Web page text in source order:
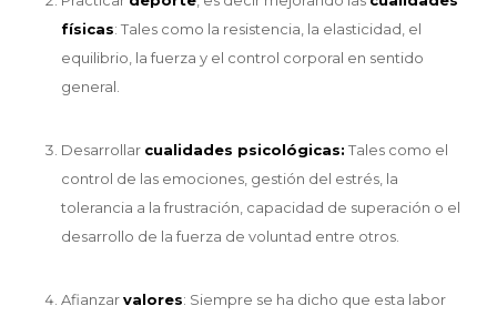
físicas: Tales como la resistencia, la elasticidad, el
equilibrio, la fuerza y el control corporal en sentido
general.
Desarrollar cualidades psicológicas: Tales como el
control de las emociones, gestión del estrés, la
tolerancia a la frustración, capacidad de superación o el
desarrollo de la fuerza de voluntad entre otros.
Afianzarvalores: Siempre se ha dicho que esta labor